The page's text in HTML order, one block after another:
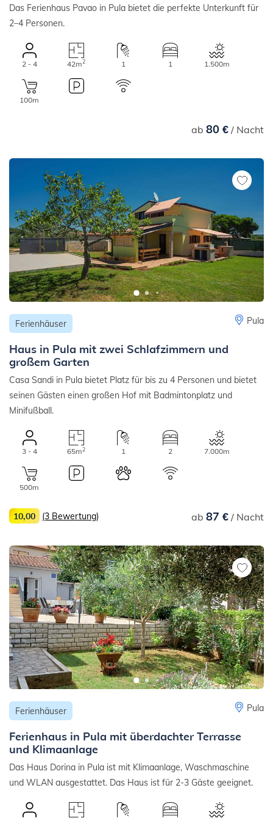
Das Ferienhaus Pavao in Pula bietet die perfekte Unterkunft für
2–4 Personen.
2 - 4 42m2 1 1 1.500m
100m
ab 80 €/ Nacht
Ferienhäuser Pula
Haus in Pula mit zwei Schlafzimmern und
großem Garten
Casa Sandi in Pula bietet Platz für bis zu 4 Personen und bietet
seinen Gästen einen großen Hof mit Badmintonplatz und
Minifußball.
3 - 4 65m2 1 2 7.000m
500m
ab 87 €/ Nacht
10,00 (3 Bewertung)
Ferienhäuser Pula
Ferienhaus in Pula mit überdachter Terrasse
und Klimaanlage
Das Haus Dorina in Pula ist mit Klimaanlage, Waschmaschine
und WLAN ausgestattet. Das Haus ist für 2-3 Gäste geeignet.